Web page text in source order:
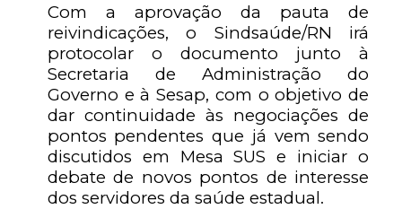
Com a aprovação da pauta de
reivindicações, o Sindsaúde/RN irá
protocolar o documento junto à
Secretaria de Administração do
Governo e à Sesap, com o objetivo de
dar continuidade às negociações de
pontos pendentes que já vem sendo
discutidos em Mesa SUS e iniciar o
debate de novos pontos de interesse
dos servidores da saúde estadual.